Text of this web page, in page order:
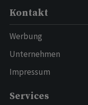
Kontakt
Werbung
Unternehmen
Impressum
Services